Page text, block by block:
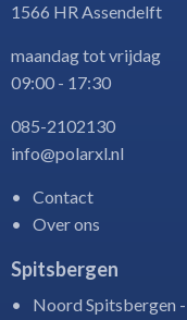
1566 HR Assendelft
maandag tot vrijdag
09:00 - 17:30
085-2102130
info@polarxl.nl
Contact
Over ons
Spitsbergen
Noord Spitsbergen